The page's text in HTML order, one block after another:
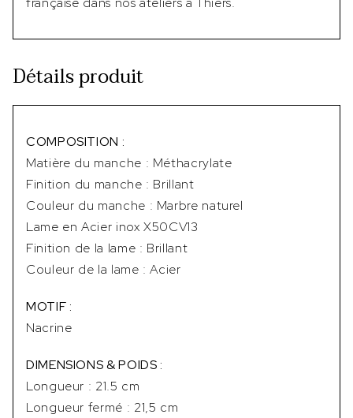
Détails produit
COMPOSITION :
Matière du manche : Méthacrylate
Finition du manche : Brillant
Couleur du manche : Marbre naturel
Lame en Acier inox X50CV13
Finition de la lame : Brillant
Couleur de la lame : Acier
MOTIF :
Nacrine
DIMENSIONS & POIDS :
Longueur : 21.5 cm
Longueur fermé : 21,5 cm